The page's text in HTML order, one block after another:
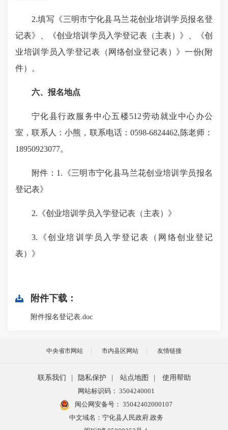
2.填写《三明市宁化县马兰花创业培训学员报名登
记表》、《创业培训学员入学登记表（主表）》、《创
业培训学员入学登记表（网络创业登记表）》一份(附
件）。
六、报名地点
宁化县行政服务中心五楼512劳动就业中心办公
室，联系人：小熊，联系电话：0598-6824462,陈老师：
18950923077。
附件：1.《三明市宁化县马兰花创业培训学员报名
登记表》
2.《创业培训学员入学登记表（主表）》
3.《创业培训学员入学登记表（网络创业登记
表）》
附件下载：
附件报名登记表.doc
中央省市网站 市内县区网站 友情链接
联系我们 隐私保护 站点地图
使用帮助
网站标识码： 3504240001
闽公网安备号： 35042402000107
中文域名：宁化县人民政府.政务